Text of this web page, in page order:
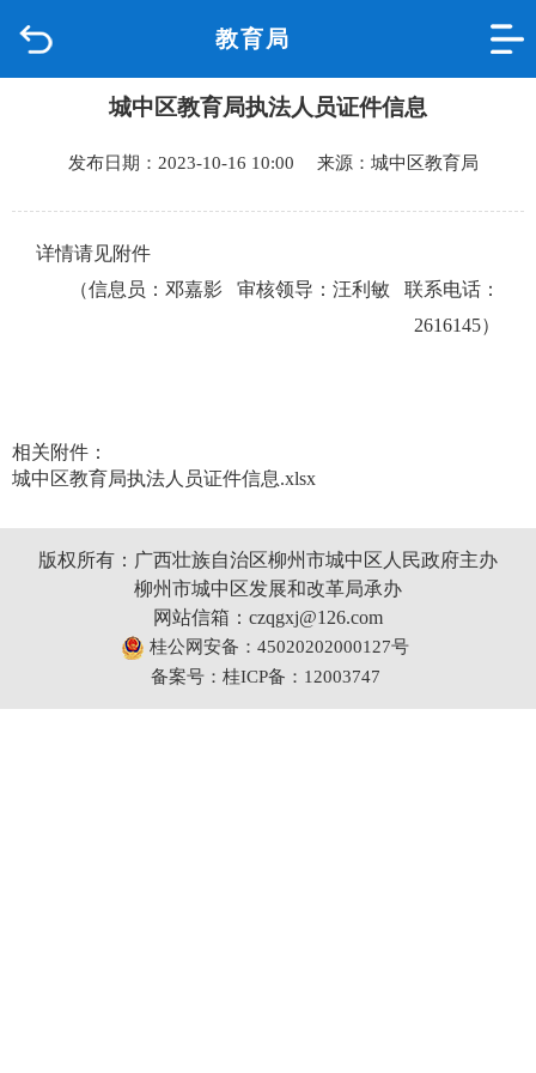
教育局
新闻中心
政府信息公开
数据专题
城中区教育局执法人员证件信息
发布日期：2023-10-16 10:00 来源：城中区教育局
详情请见附件
（信息员：邓嘉影 审核领导：汪利敏 联系电话：
2616145）
相关附件：
城中区教育局执法人员证件信息.xlsx
版权所有：广西壮族自治区柳州市城中区人民政府主办
柳州市城中区发展和改革局承办
网站信箱：czqgxj@126.com
桂公网安备：45020202000127号
备案号：桂ICP备：12003747